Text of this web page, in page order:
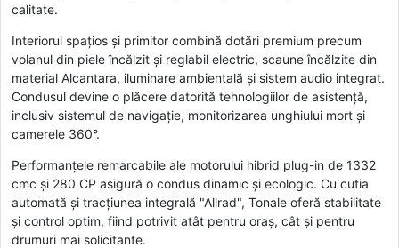
calitate.
Interiorul spațios și primitor combină dotări premium precum
volanul din piele încălzit și reglabil electric, scaune încălzite din
material Alcantara, iluminare ambientală și sistem audio integrat.
Condusul devine o plăcere datorită tehnologiilor de asistență,
inclusiv sistemul de navigație, monitorizarea unghiului mort și
camerele 360°.
Performanțele remarcabile ale motorului hibrid plug-in de 1332
cmc și 280 CP asigură o condus dinamic și ecologic. Cu cutia
automată și tracțiunea integrală "Allrad", Tonale oferă stabilitate
și control optim, fiind potrivit atât pentru oraș, cât și pentru
drumuri mai solicitante.